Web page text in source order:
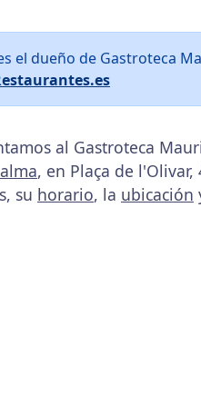
el dueño de Gastroteca
al Gastroteca
, en Plaça de
su horario, la ubicación